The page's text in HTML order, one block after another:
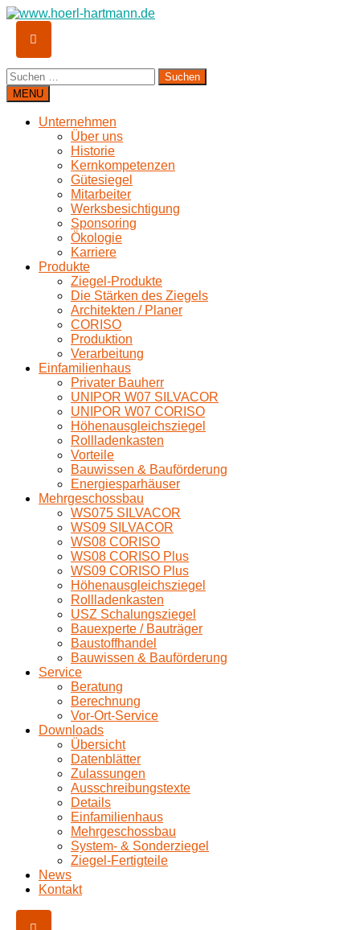
Suchen
nach:
MENU
Unternehmen
Über uns
Historie
Kernkompetenzen
Gütesiegel
Mitarbeiter
Werksbesichtigung
Sponsoring
Ökologie
Karriere
Produkte
Ziegel-Produkte
Die Stärken des Ziegels
Architekten / Planer
CORISO
Produktion
Verarbeitung
Einfamilienhaus
Privater Bauherr
UNIPOR W07 SILVACOR
UNIPOR W07 CORISO
Höhenausgleichsziegel
Rollladenkasten
Vorteile
Bauwissen & Bauförderung
Energiesparhäuser
Mehrgeschossbau
WS075 SILVACOR
WS09 SILVACOR
WS08 CORISO
WS08 CORISO Plus
WS09 CORISO Plus
Höhenausgleichsziegel
Rollladenkasten
USZ Schalungsziegel
Bauexperte / Bauträger
Baustoffhandel
Bauwissen & Bauförderung
Service
Beratung
Berechnung
Vor-Ort-Service
Downloads
Übersicht
Datenblätter
Zulassungen
Ausschreibungstexte
Details
Einfamilienhaus
Mehrgeschossbau
System- & Sonderziegel
Ziegel-Fertigteile
News
Kontakt